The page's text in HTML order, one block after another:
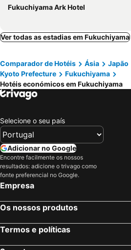
Fukuchiyama Ark Hotel
Ver todas as estadias em Fukuchiyama
Comparador de Hotéis Ásia Japão
Kyoto Prefecture
Fukuchiyama
Hotéis económicos em Fukuchiyama
Selecione o seu país
Adicionar no Google
Encontre facilmente os nossos
resultados: adicione o trivago como
fonte preferencial no Google.
Empresa
Os nossos produtos
Termos e políticas